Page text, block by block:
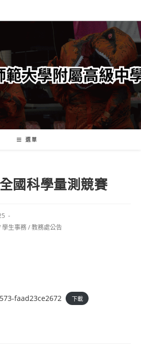
選單
國科學量測競賽
學生事務/教務處公告
faad23ce2672 下載